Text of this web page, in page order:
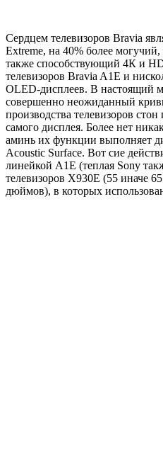
Сердцем телевизоров Bravia
Extreme, на 40% более
также способствующий 4К и
телевизоров Bravia A1E и
OLED-дисплеев. В настоящий
совершенно неожиданный
производства телевизоров стон
самого дисплея. Более нет
аминь их функции выполняет
Acoustic Surface. Вот сие
линейкой A1E (теплая Sony
телевизоров X930E (55 иначе
дюймов), в которых